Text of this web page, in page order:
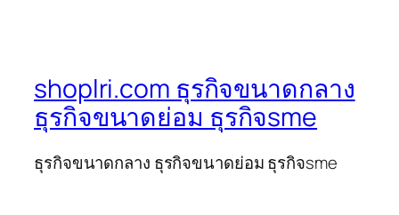
shoplri.com ธุรกิจขนาดกลาง
ธุรกิจขนาดย่อม ธุรกิจsme
ธุรกิจขนาดกลาง ธุรกิจขนาดย่อม ธุรกิจsme